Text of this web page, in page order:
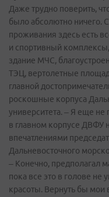
Даже трудно поверить,
было абсолютно ничего.
проживания здесь есть
и спортивный
здание МЧС,
ТЭЦ, вертолетные
главной
роскошные корпуса
университета. – Я еще не
в главном корпусе ДВФУ
впечатлениями
Дальневосточного
– Конечно, предполагал
пока все это в голове не
красоты. Вернуть бы мои